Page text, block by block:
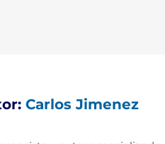
Carlos Jimenez